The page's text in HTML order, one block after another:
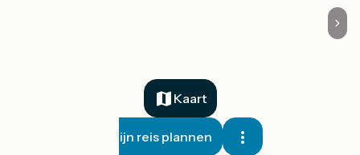
Kaart
Mijn reis plannen